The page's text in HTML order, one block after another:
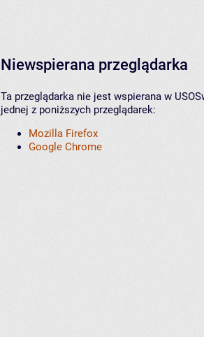
Niewspierana przeglądarka
Ta przeglądarka nie jest wspierana w
jednej z poniższych przeglądarek:
Mozilla Firefox
Google Chrome